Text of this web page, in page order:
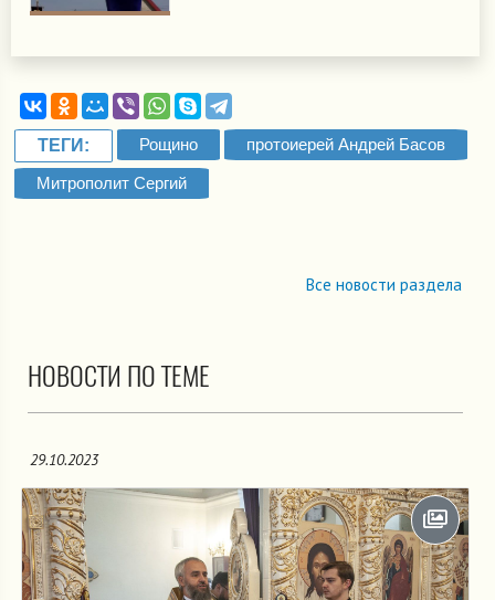
ТЕГИ: Рощино протоиерей Андрей Басов
Митрополит Сергий
Все новости раздела
НОВОСТИ ПО ТЕМЕ
29.10.2023